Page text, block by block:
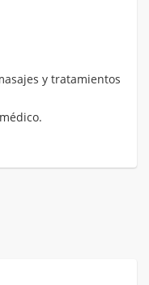
y tratamientos